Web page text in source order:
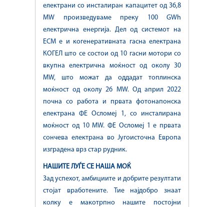
електрани со инсталиран капацитет од 36,8
MW произведуваме преку 100 GWh
електрична енергија. Дел од системот на
ЕСМ е и когенеративната гасна електрана
КОГЕЛ што се состои од 10 гасни мотори со
вкупна електрична моќност од околу 30
МW, што можат да оддадат топлинска
моќност од околу 26 МW. Од април 2022
почна со работа и првата фотонапонска
електрана ФЕ Осломеј 1, со инсталирана
моќност од 10 МW. ФЕ Осломеј 1 е првата
сончева електрана во Југоисточна Европа
изградена врз стар рудник.
НАШИТЕ ЛУЃЕ СЕ НАША МОЌ
Зад успехот, амбициите и добрите резултати
стојат вработените. Тие најдобро знаат
колку е макотрпно нашите постојни